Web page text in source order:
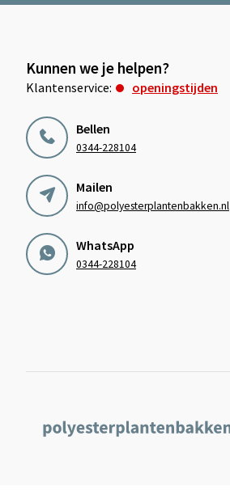
Kunnen we je helpen?
Klantenservice: openingstijden
Bellen
0344-228104
Mailen
info@polyesterplantenbakken.nl
WhatsApp
0344-228104